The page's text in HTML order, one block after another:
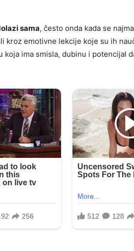
sama, često onda kada se
kroz emotivne lekcije koje su ih
koja ima smisla, dubinu i potencijal